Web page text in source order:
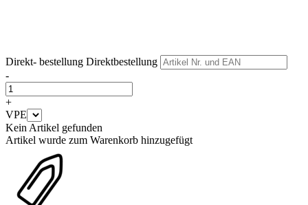
Direkt- bestellung Direktbestellung
-
+
VPE
Kein Artikel gefunden
Artikel wurde zum Warenkorb hinzugefügt